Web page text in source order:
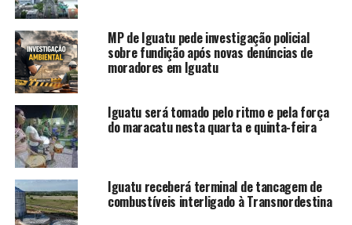
NAILTON ALBUQUERQUE, corretor de imóveis em
Iguatu.
Devido ao momento pandêmico e necessidade de
medidas de segurança sanitária, a solenidade se deu de
aglomeração em ambiente fechado.
MP de Iguatu pede investigação policial
sobre fundição após novas denúncias de
moradores em Iguatu
Iguatu será tomado pelo ritmo e pela força
do maracatu nesta quarta e quinta-feira
Iguatu receberá terminal de tancagem de
combustíveis interligado à Transnordestina